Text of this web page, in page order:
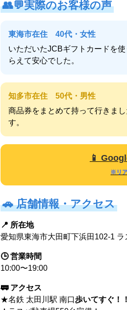
👥💬実際のお客様の声
東海市在住 40代・女性
いただいたJCBギフトカードを
らえて安心でした。
知多市在住 50代・男性
商品券をまとめて持って行きま
す。
📱
※リ
🚗店舗情報・アクセス
📍 所在地
愛知県東海市大田町下浜田102-1
🕒 営業時間
10:00〜19:00
🚃 アクセス
★名鉄 太田川駅 南口歩いてすぐ！！